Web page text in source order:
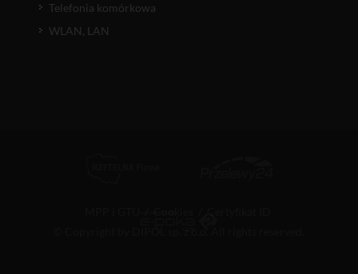
Telefonia komórkowa
WLAN, LAN